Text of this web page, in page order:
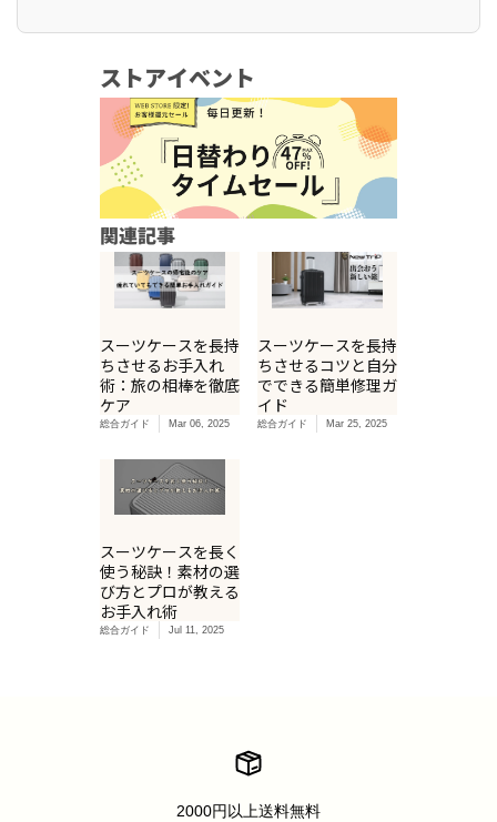
ストアイベント
関連記事
スーツケースを長持
ちさせるお手入れ
術：旅の相棒を徹底
ケア
総合ガイド Mar 06, 2025
スーツケースを長持
ちさせるコツと自分
でできる簡単修理ガ
イド
総合ガイド Mar 25, 2025
スーツケースを長く
使う秘訣！素材の選
び方とプロが教える
お手入れ術
総合ガイド Jul 11, 2025
2000円以上送料無料